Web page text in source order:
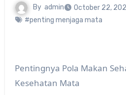
By admin
October 22,
#penting menjaga mata
Pentingnya Pola Makan
Kesehatan Mata